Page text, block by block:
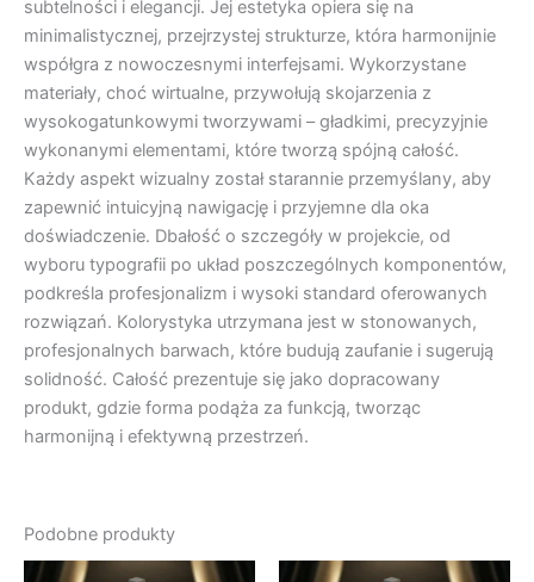
subtelności i elegancji. Jej estetyka opiera się na
minimalistycznej, przejrzystej strukturze, która harmonijnie
współgra z nowoczesnymi interfejsami. Wykorzystane
materiały, choć wirtualne, przywołują skojarzenia z
wysokogatunkowymi tworzywami – gładkimi, precyzyjnie
wykonanymi elementami, które tworzą spójną całość.
Każdy aspekt wizualny został starannie przemyślany, aby
zapewnić intuicyjną nawigację i przyjemne dla oka
doświadczenie. Dbałość o szczegóły w projekcie, od
wyboru typografii po układ poszczególnych komponentów,
podkreśla profesjonalizm i wysoki standard oferowanych
rozwiązań. Kolorystyka utrzymana jest w stonowanych,
profesjonalnych barwach, które budują zaufanie i sugerują
solidność. Całość prezentuje się jako dopracowany
produkt, gdzie forma podąża za funkcją, tworząc
harmonijną i efektywną przestrzeń.
Podobne produkty